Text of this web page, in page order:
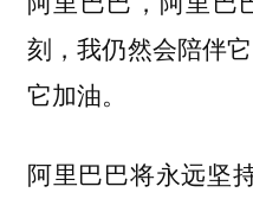
刻，我仍然会陪伴
它加油。
阿里巴巴将永远坚